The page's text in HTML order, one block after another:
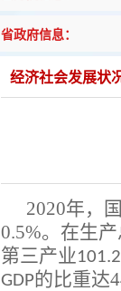
省政府信息：
经济社会发展状
2020年，
0.5%。 在生
第三产业
GDP的比重达